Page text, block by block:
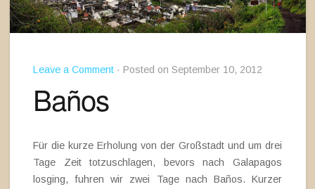
Leave a Comment · Posted on September 10, 2012
Baños
Für die kurze Erholung von der Großstadt und um drei
Tage Zeit totzuschlagen, bevors nach Galapagos
losging, fuhren wir zwei Tage nach Baños. Kurzer